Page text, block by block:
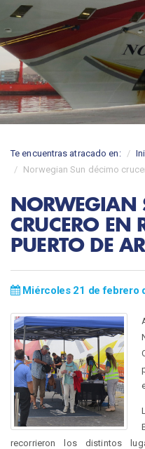
Te encuentras atracado en:
Norwegian Sun décimo
NORWEGIAN
CRUCERO EN
PUERTO DE
Miércoles 21 de
recorrieron los distintos